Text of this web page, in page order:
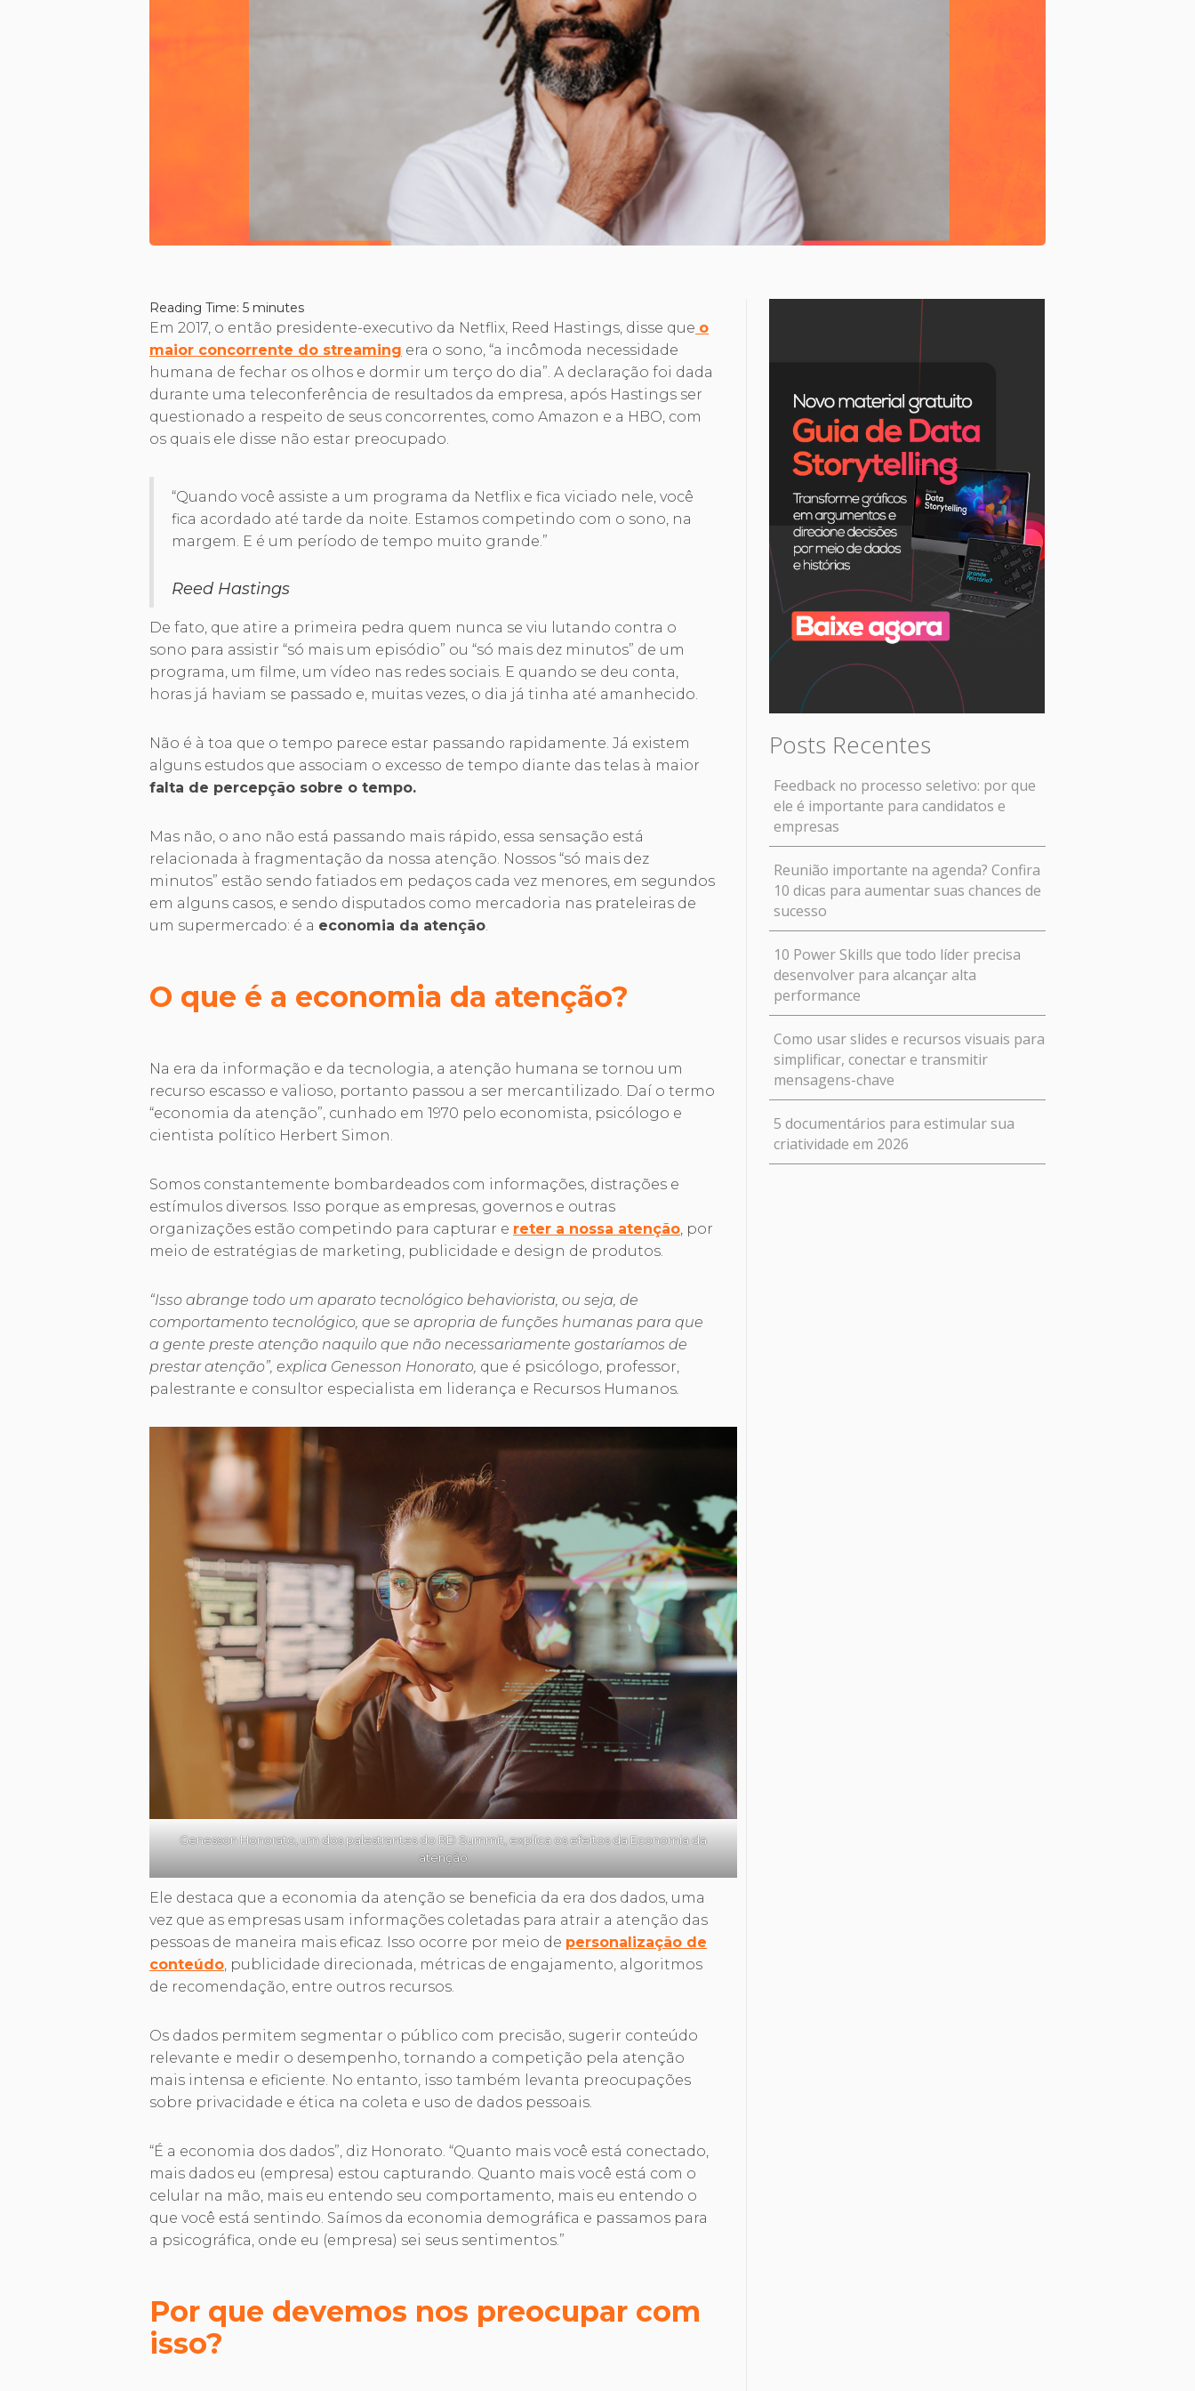
Reading Time: 5 minutes
Em 2017, o então presidente-executivo da Netflix, Reed Hastings, disse que o
maior concorrente do streaming era o sono, “a incômoda necessidade
humana de fechar os olhos e dormir um terço do dia”. A declaração foi dada
durante uma teleconferência de resultados da empresa, após Hastings ser
questionado a respeito de seus concorrentes, como Amazon e a HBO, com
os quais ele disse não estar preocupado.
“Quando você assiste a um programa da Netflix e fica viciado nele, você
fica acordado até tarde da noite. Estamos competindo com o sono, na
margem. E é um período de tempo muito grande.”
Reed Hastings
De fato, que atire a primeira pedra quem nunca se viu lutando contra o
sono para assistir “só mais um episódio” ou “só mais dez minutos” de um
programa, um filme, um vídeo nas redes sociais. E quando se deu conta,
horas já haviam se passado e, muitas vezes, o dia já tinha até amanhecido.
Não é à toa que o tempo parece estar passando rapidamente. Já existem
alguns estudos que associam o excesso de tempo diante das telas à maior
falta de percepção sobre o tempo.
Mas não, o ano não está passando mais rápido, essa sensação está
relacionada à fragmentação da nossa atenção. Nossos “só mais dez
minutos” estão sendo fatiados em pedaços cada vez menores, em segundos
em alguns casos, e sendo disputados como mercadoria nas prateleiras de
um supermercado: é a economia da atenção.
O que é a economia da atenção?
Na era da informação e da tecnologia, a atenção humana se tornou um
recurso escasso e valioso, portanto passou a ser mercantilizado. Daí o termo
“economia da atenção”, cunhado em 1970 pelo economista, psicólogo e
cientista político Herbert Simon.
Somos constantemente bombardeados com informações, distrações e
estímulos diversos. Isso porque as empresas, governos e outras
organizações estão competindo para capturar e reter a nossa atenção, por
meio de estratégias de marketing, publicidade e design de produtos.
“Isso abrange todo um aparato tecnológico behaviorista, ou seja, de
comportamento tecnológico, que se apropria de funções humanas para que
a gente preste atenção naquilo que não necessariamente gostaríamos de
prestar atenção”, explica Genesson Honorato, que é psicólogo, professor,
palestrante e consultor especialista em liderança e Recursos Humanos.
Genesson Honorato, um dos palestrantes do RD Summit, explica os efeitos da Economia da
atenção
Ele destaca que a economia da atenção se beneficia da era dos dados, uma
vez que as empresas usam informações coletadas para atrair a atenção das
pessoas de maneira mais eficaz. Isso ocorre por meio de personalização de
conteúdo, publicidade direcionada, métricas de engajamento, algoritmos
de recomendação, entre outros recursos.
Os dados permitem segmentar o público com precisão, sugerir conteúdo
relevante e medir o desempenho, tornando a competição pela atenção
mais intensa e eficiente. No entanto, isso também levanta preocupações
sobre privacidade e ética na coleta e uso de dados pessoais.
“É a economia dos dados”, diz Honorato. “Quanto mais você está conectado,
mais dados eu (empresa) estou capturando. Quanto mais você está com o
celular na mão, mais eu entendo seu comportamento, mais eu entendo o
que você está sentindo. Saímos da economia demográfica e passamos para
a psicográfica, onde eu (empresa) sei seus sentimentos.”
Por que devemos nos preocupar com
isso?
Posts Recentes
Feedback no processo seletivo: por que
ele é importante para candidatos e
empresas
Reunião importante na agenda? Confira
10 dicas para aumentar suas chances de
sucesso
10 Power Skills que todo líder precisa
desenvolver para alcançar alta
performance
Como usar slides e recursos visuais para
simplificar, conectar e transmitir
mensagens-chave
5 documentários para estimular sua
criatividade em 2026